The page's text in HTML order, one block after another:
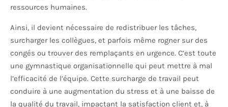
ressources humaines.
Ainsi, il devient nécessaire de redistribuer les tâches,
surcharger les collègues, et parfois même rogner sur des
congés ou trouver des remplaçants en urgence. C’est toute
une gymnastique organisationnelle qui peut mettre à mal
l’efficacité de l’équipe. Cette surcharge de travail peut
conduire à une augmentation du stress et à une baisse de
la qualité du travail, impactant la satisfaction client et, à